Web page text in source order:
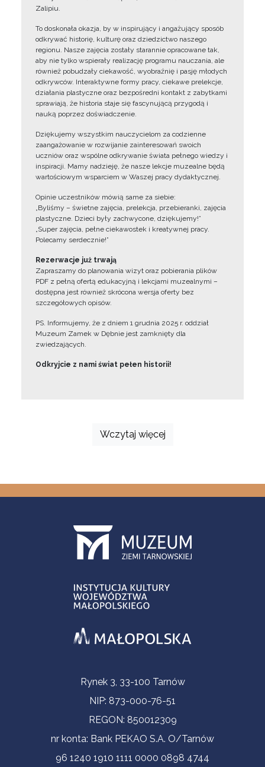
Zalipiu.
To doskonała okazja, by w inspirujący i angażujący sposób
odkrywać historię, kulturę oraz dziedzictwo naszego
regionu. Nasze zajęcia zostały starannie opracowane tak,
aby nie tylko wspierały realizację programu nauczania, ale
również pobudzały ciekawość, wyobraźnię i pasję młodych
odkrywców. Interaktywne formy pracy, ciekawe prelekcje,
działania plastyczne oraz bezpośredni kontakt z zabytkami
sprawiają, że historia staje się fascynującą przygodą i
nauką poprzez doświadczenie.
Dziękujemy wszystkim nauczycielom za codzienne
zaangażowanie w rozwijanie zainteresowań swoich
uczniów oraz wspólne odkrywanie świata pełnego wiedzy i
inspiracji. Mamy nadzieję, że nasze lekcje muzealne będą
wartościowym wsparciem w Waszej pracy dydaktycznej.
Opinie uczestników mówią same za siebie:
„Byliśmy – świetne zajęcia, prelekcja, przebieranki, zajęcia
plastyczne. Dzieci były zachwycone, dziękujemy!”
„Super zajęcia, pełne ciekawostek i kreatywnej pracy.
Polecamy serdecznie!”
Rezerwacje już trwają
Zapraszamy do planowania wizyt oraz pobierania plików
PDF z pełną ofertą edukacyjną i lekcjami muzealnymi –
dostępna jest również skrócona wersja oferty bez
szczegółowych opisów.
PS. Informujemy, że z dniem 1 grudnia 2025 r. oddział
Muzeum Zamek w Dębnie jest zamknięty dla
zwiedzających.
Odkryjcie z nami świat pełen historii!
Wczytaj więcej
Informacje kontaktoweRynek 3, 33-100 Tarnów
NIP: 873-000-76-51
REGON: 850012309
nr konta: Bank PEKAO S.A. O/Tarnów
96 1240 1910 1111 0000 0898 4744